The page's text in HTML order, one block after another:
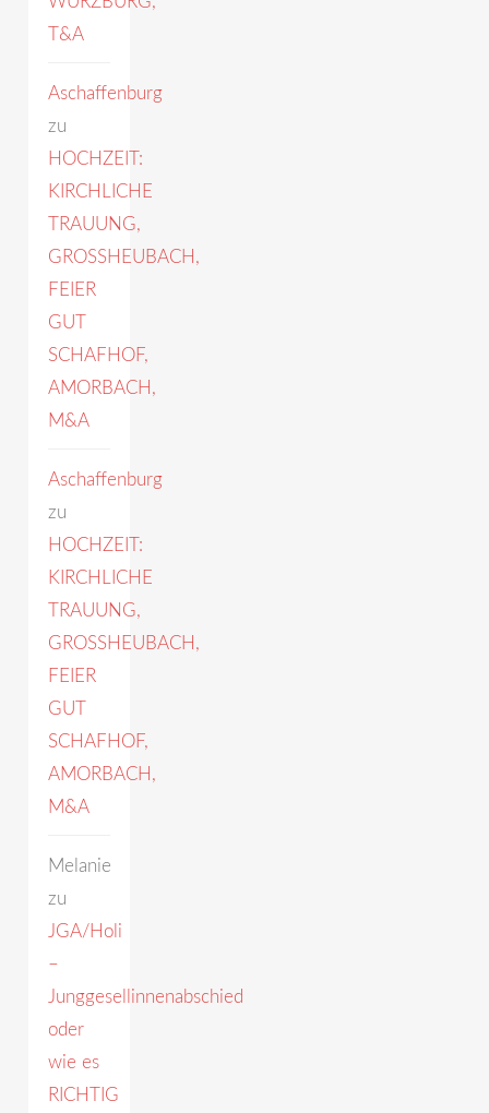
T&A
Aschaffenburg
zu
HOCHZEIT:
KIRCHLICHE
TRAUUNG,
GROSSHEUBACH,
FEIER
GUT
SCHAFHOF,
AMORBACH,
M&A
Aschaffenburg
zu
HOCHZEIT:
KIRCHLICHE
TRAUUNG,
GROSSHEUBACH,
FEIER
GUT
SCHAFHOF,
AMORBACH,
M&A
Melanie
zu
JGA/Holi
–
Junggesellinnenabschied
oder
wie es
RICHTIG